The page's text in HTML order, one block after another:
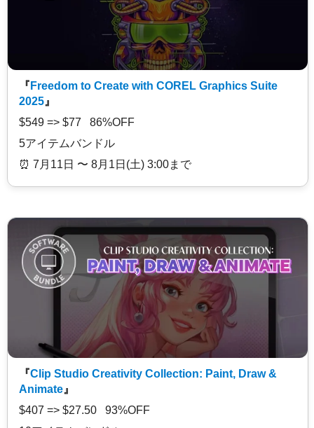
『 Freedom to Create with COREL Graphics Suite
2025 』
$549 => $77 86%OFF
5アイテムバンドル
⏰️ 7月11日 〜 8月1日(土) 3:00まで
『Clip Studio Creativity Collection: Paint, Draw &
Animate 』
$407 => $27.50 93%OFF